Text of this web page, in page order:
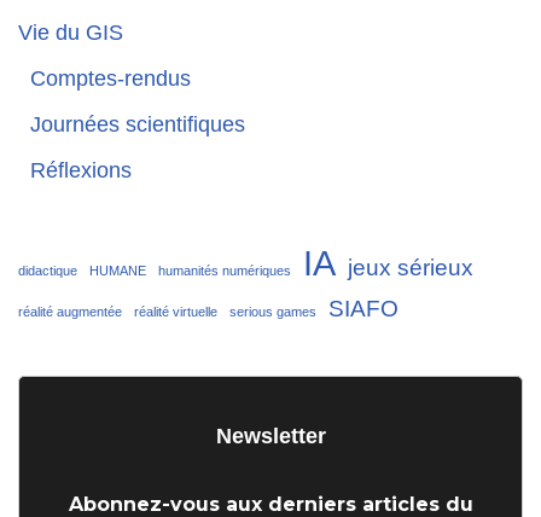
Vie du GIS
Comptes-rendus
Journées scientifiques
Réflexions
didactique HUMANE humanités numériques IA jeux sérieux
réalité augmentée réalité virtuelle serious games SIAFO
Newsletter
Abonnez-vous aux derniers articles du